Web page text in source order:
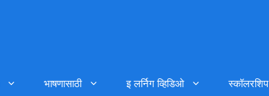
भाषणासाठी इ लर्निग व्हिडिओ स्कॉलरशिप